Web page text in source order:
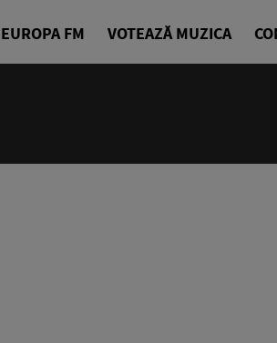
FM VOTEAZĂ MUZICA